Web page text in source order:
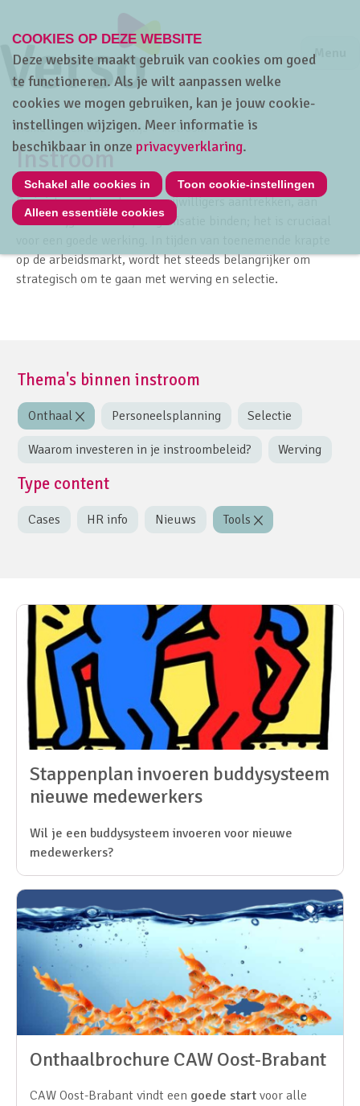
Jump
Menu
Home Thema's HRwijs Instroom
Instroom
De juiste medewerkers en vrijwilligers aantrekken, aan
boord krijgen en aan je organisatie binden; het is cruciaal
op de arbeidsmarkt, wordt het steeds belangrijker om
strategisch om te gaan met werving en selectie.
Thema's binnen instroom
Onthaal Personeelsplanning Selectie
Waarom investeren in je instroombeleid? Werving
Type content
Cases HR info Nieuws Tools
Stappenplan invoeren buddysysteem
nieuwe medewerkers
Wil je een buddysysteem invoeren voor nieuwe
medewerkers?
Onthaalbrochure CAW Oost-Brabant
CAW Oost-Brabant vindt een goede start voor alle
COOKIES OP DEZE WEBSITE
Deze website maakt gebruik van cookies om goed
te functioneren. Als je wilt aanpassen welke
cookies we mogen gebruiken, kan je jouw cookie-
instellingen wijzigen. Meer informatie is
beschikbaar in onze privacyverklaring.
Schakel alle cookies in Toon cookie-instellingen
Alleen essentiële cookies